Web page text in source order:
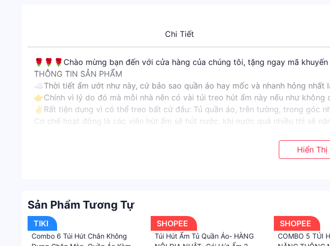
Chi Tiết
🌹🌹🌹Chào mừng bạn đến với cửa hàng của chúng tôi, tặng ngay mã
THÔNG TIN SẢN PHẨM
☁️Thời tiết ẩm ướt như này, cứ bảo sao quần áo hay mốc và nhanh hỏng nhất
👉Chính vì lý do đó mà mỗi nhà nên có vài túi treo hút ẩm này nếu như không
✌️Rất tiện dụng vì có thể treo bất cứ đâu: Tủ quần áo, trên tường, trong góc
Cơ chế hoạt động là các viên hút ẩm sẽ hút nước, khi nước quá nhiều thì sẽ
💝Chúng tôi sẽ gửi hàng trong vòng 2 ngày (trừ các ngày Lễ, Tết và những
Sản Phẩm Tương Tự
TIKI
Combo 6 Túi Hút Chân Không
SHOPEE
Túi Hút Ẩm Tủ Quần Áo- HÀNG
SHOPEE
COMBO 5 TÚI